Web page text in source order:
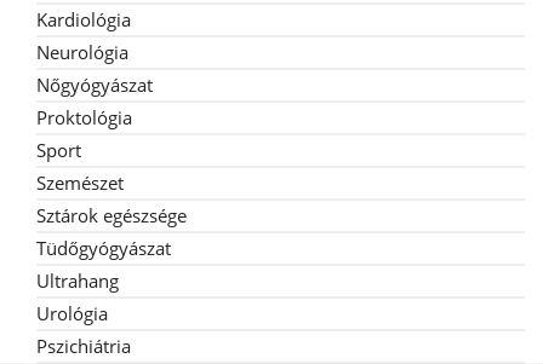
Kardiológia
Neurológia
Nőgyógyászat
Proktológia
Sport
Szemészet
Sztárok egészsége
Tüdőgyógyászat
Ultrahang
Urológia
Pszichiátria